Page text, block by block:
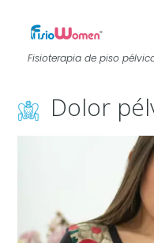
Fisioterapia de piso
Dolor